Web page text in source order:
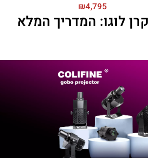
₪4,795
לוגו: המדריך המלא